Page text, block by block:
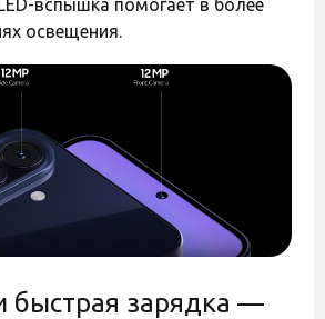
A37
Глянцевая
44841
характеристики и комплектацию
товара. Обратите внимание, магазин
этих изменений.
8806099025878
вспышка помогает в более
освещения.
быстрая зарядка —